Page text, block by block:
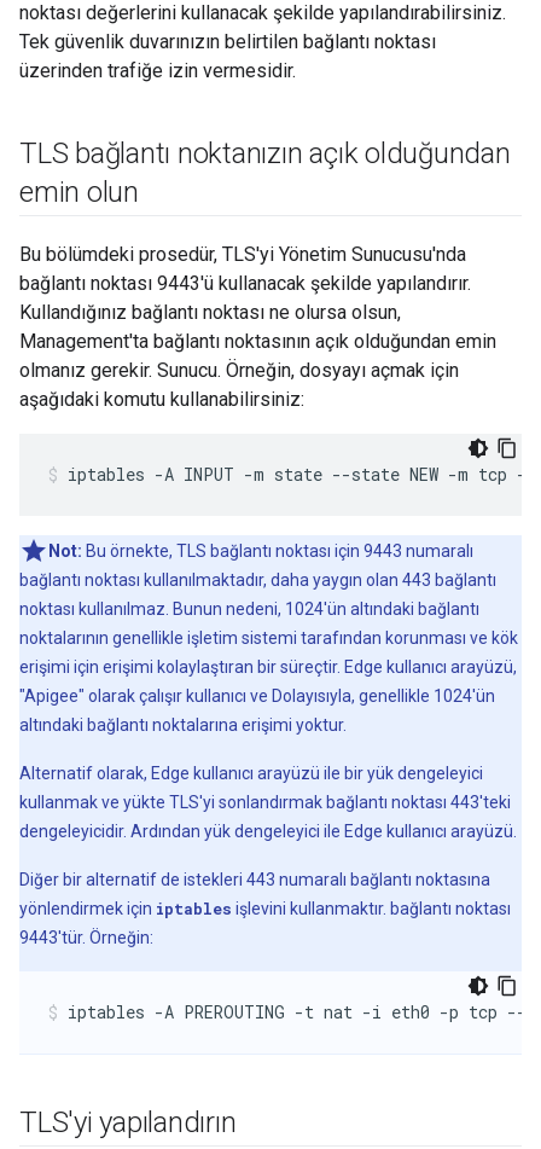
noktası değerlerini kullanacak şekilde yapılandırabilirsiniz.
Tek güvenlik duvarınızın belirtilen bağlantı noktası
üzerinden trafiğe izin vermesidir.
TLS bağlantı noktanızın açık olduğundan
emin olun
Bu bölümdeki prosedür, TLS'yi Yönetim Sunucusu'nda
bağlantı noktası 9443'ü kullanacak şekilde yapılandırır.
Kullandığınız bağlantı noktası ne olursa olsun,
Management'ta bağlantı noktasının açık olduğundan emin
olmanız gerekir. Sunucu. Örneğin, dosyayı açmak için
aşağıdaki komutu kullanabilirsiniz:
iptables -A INPUT -m state --state NEW -m tcp -
Not: Bu örnekte, TLS bağlantı noktası için 9443 numaralı
bağlantı noktası kullanılmaktadır, daha yaygın olan 443 bağlantı
noktası kullanılmaz. Bunun nedeni, 1024'ün altındaki bağlantı
noktalarının genellikle işletim sistemi tarafından korunması ve kök
erişimi için erişimi kolaylaştıran bir süreçtir. Edge kullanıcı arayüzü,
"Apigee" olarak çalışır kullanıcı ve Dolayısıyla, genellikle 1024'ün
altındaki bağlantı noktalarına erişimi yoktur.
Alternatif olarak, Edge kullanıcı arayüzü ile bir yük dengeleyici
kullanmak ve yükte TLS'yi sonlandırmak bağlantı noktası 443'teki
dengeleyicidir. Ardından yük dengeleyici ile Edge kullanıcı arayüzü.
Diğer bir alternatif de istekleri 443 numaralı bağlantı noktasına
yönlendirmek için iptables işlevini kullanmaktır. bağlantı noktası
9443'tür. Örneğin:
iptables -A PREROUTING -t nat -i eth0 -p tcp --
TLS'yi yapılandırın